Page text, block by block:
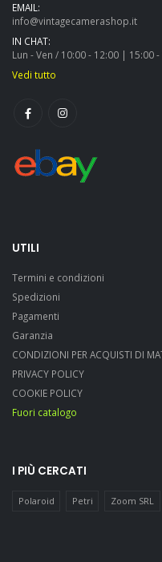
EMAIL:
info@vintagecamerashop.it
IN CHAT:
Lun - Ven / 10:00 - 12:00 | 15:00
Vedi tutto
UTILI
Termini e condizioni
Spedizioni
Pagamenti
Garanzia
CONDIZIONI PER ACQUISTI DI
PRIVACY POLICY
COOKIE POLICY
Fuori catalogo
I PIÙ CERCATI
Polaroid Petri Zoom SRL